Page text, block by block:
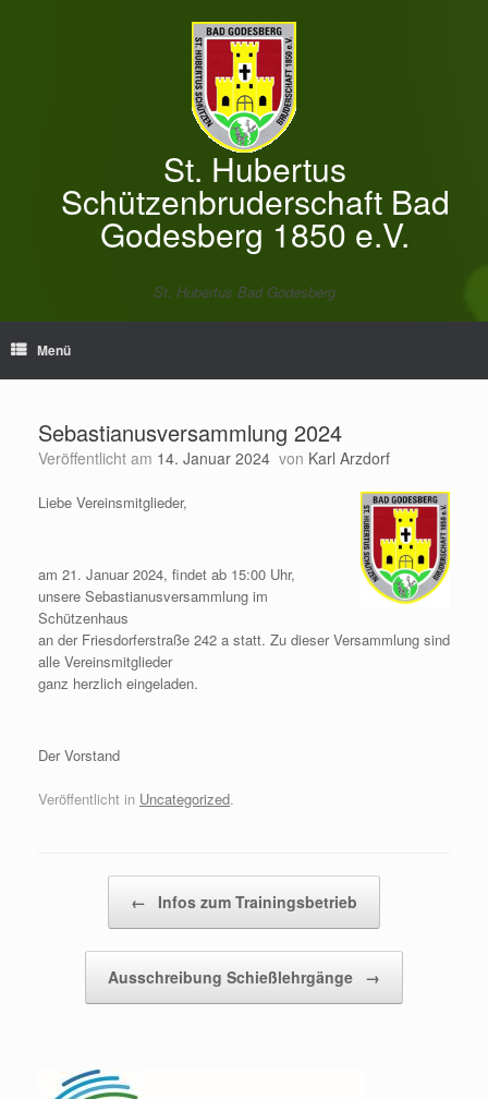
St. Hubertus
Schützenbruderschaft Bad
Godesberg 1850 e.V.
St. Hubertus Bad Godesberg
Menü
Sebastianusversammlung 2024
Veröffentlicht am 14. Januar 2024 von Karl Arzdorf
Liebe Vereinsmitglieder,
am 21. Januar 2024, findet ab 15:00 Uhr,
unsere Sebastianusversammlung im
Schützenhaus
an der Friesdorferstraße 242 a statt. Zu dieser Versammlung sind
alle Vereinsmitglieder
ganz herzlich eingeladen.
Der Vorstand
Veröffentlicht in Uncategorized.
← Infos zum Trainingsbetrieb
Ausschreibung Schießlehrgänge →